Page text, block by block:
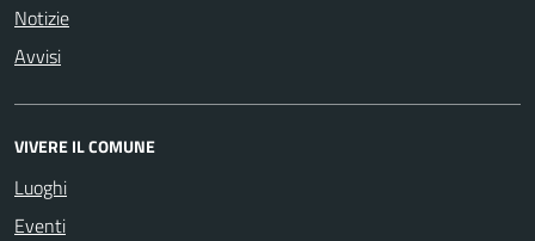
Notizie
Avvisi
VIVERE IL COMUNE
Luoghi
Eventi